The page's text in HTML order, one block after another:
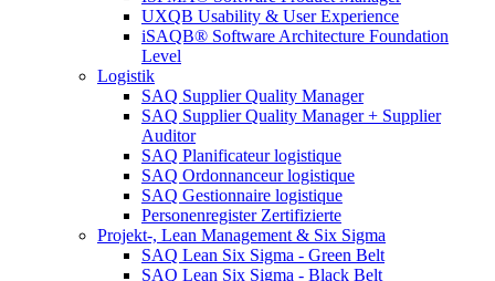
UXQB Usability & User Experience
iSAQB® Software Architecture Foundation
Level
Logistik
SAQ Supplier Quality Manager
SAQ Supplier Quality Manager + Supplier
Auditor
SAQ Planificateur logistique
SAQ Ordonnanceur logistique
SAQ Gestionnaire logistique
Personenregister Zertifizierte
Projekt-, Lean Management & Six Sigma
SAQ Lean Six Sigma - Green Belt
SAQ Lean Six Sigma - Black Belt